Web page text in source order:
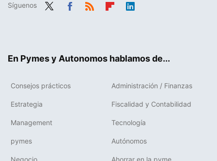
Síguenos
En Pymes y Autonomos hablamos de...
Consejos prácticos Administración / Finanzas
Estrategia Fiscalidad y Contabilidad
Management Tecnología
pymes Autónomos
Negocio Ahorrar en la pyme